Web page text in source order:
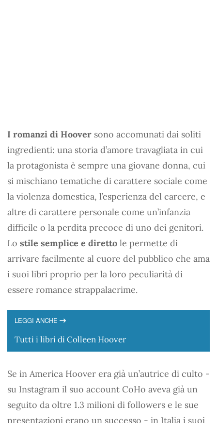
I romanzi di Hoover sono accomunati dai soliti
ingredienti: una storia d’amore travagliata in cui
la protagonista è sempre una giovane donna, cui
si mischiano tematiche di carattere sociale come
la violenza domestica, l’esperienza del carcere, e
altre di carattere personale come un’infanzia
difficile o la perdita precoce di uno dei genitori.
Lo stile semplice e diretto le permette di
arrivare facilmente al cuore del pubblico che ama
i suoi libri proprio per la loro peculiarità di
essere romance strappalacrime.
LEGGI ANCHE
Tutti i libri di Colleen Hoover
Se in America Hoover era già un’autrice di culto -
su Instagram il suo account CoHo aveva già un
seguito da oltre 1.3 milioni di followers e le sue
presentazioni erano un successo - in Italia i suoi